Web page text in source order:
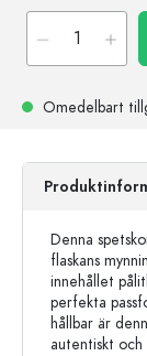
Omedelbart
Denna
flaskans
innehållet
perfekta
hållbar är
autentiskt